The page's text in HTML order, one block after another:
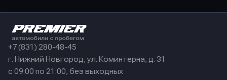
+7 (831) 280-48-45
г. Нижний Новгород, ул. Коминтерна, д. 31
с 09:00 по 21:00, без выходных